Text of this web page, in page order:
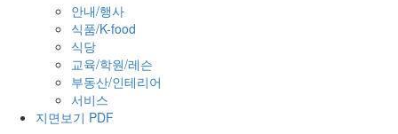
안내/행사
식품/K-food
식당
교육/학원/레슨
부동산/인테리어
서비스
지면보기 PDF